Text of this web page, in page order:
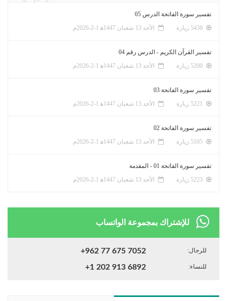
تفسير سورة الفاتحة الدرس 05
الأحد 13 شعبان 1447ﻫ 1-2-2026م
تفسير القرآن الكريم - الدرس رقم 04
الأحد 13 شعبان 1447ﻫ 1-2-2026م
تفسير سورة الفاتحة 03
الأحد 13 شعبان 1447ﻫ 1-2-2026م
تفسير سورة الفاتحة 02
الأحد 13 شعبان 1447ﻫ 1-2-2026م
تفسير سورة الفاتحة 01 - المقدمة
الأحد 13 شعبان 1447ﻫ 1-2-2026م
للإشتراك بمجموعة الواتساب
للرجال: +962 77 675 7052
للنساء: +1 202 913 6892